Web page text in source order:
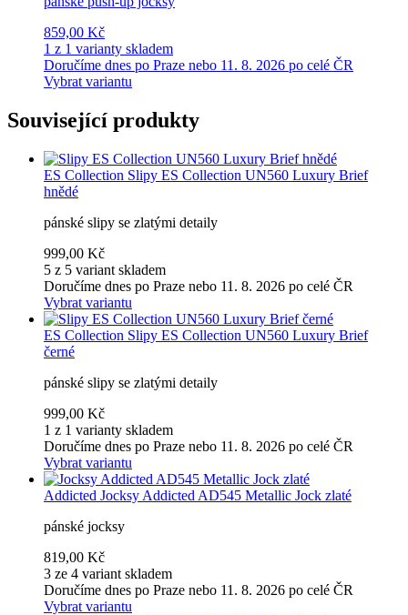
859,00 Kč
1 z 1 varianty skladem
Doručíme dnes po Praze nebo 11. 8. 2026 po celé ČR
Vybrat variantu
Související produkty
ES Collection Slipy ES Collection UN560 Luxury Brief
hnědé
pánské slipy se zlatými detaily
999,00 Kč
5 z 5 variant skladem
Doručíme dnes po Praze nebo 11. 8. 2026 po celé ČR
Vybrat variantu
ES Collection Slipy ES Collection UN560 Luxury Brief
černé
pánské slipy se zlatými detaily
999,00 Kč
1 z 1 varianty skladem
Doručíme dnes po Praze nebo 11. 8. 2026 po celé ČR
Vybrat variantu
Addicted Jocksy Addicted AD545 Metallic Jock zlaté
pánské jocksy
819,00 Kč
3 ze 4 variant skladem
Doručíme dnes po Praze nebo 11. 8. 2026 po celé ČR
Vybrat variantu